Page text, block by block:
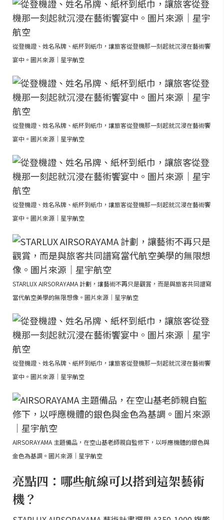
從登機證、姓名吊牌、紙杯到紙巾，讓旅客從登機那一刻起就沉浸在藝術饗
宴中。圖片來源｜星宇航空
從登機證、姓名吊牌、紙杯到紙巾，讓旅客從登機那一刻起就沉浸在藝術饗
宴中。圖片來源｜星宇航空
從登機證、姓名吊牌、紙杯到紙巾，讓旅客從登機那一刻起就沉浸在藝術饗
宴中。圖片來源｜星宇航空
STARLUX AIRSORAYAMA 計劃，讓藝術不再只是觀賞，而是與旅客共同譜寫
當代航空美學的無限想像。圖片來源｜星宇航空
從登機證、姓名吊牌、紙杯到紙巾，讓旅客從登機那一刻起就沉浸在藝術饗
宴中。圖片來源｜星宇航空
AIRSORAYAMA 主題備品，在空山基老師親自監修下，以呼應機體的銀色與
金色為基調。圖片來源｜星宇航空
亮點四：哪些航線可以搭到這架藝術
機？